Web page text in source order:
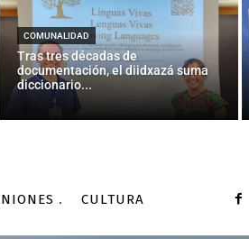
COMUNALIDAD
Tras tres décadas de
documentación, el diidxazá suma
diccionario...
CULTURA